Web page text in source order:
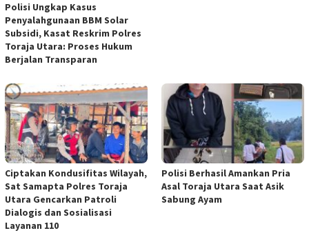
Polisi Ungkap Kasus
Penyalahgunaan BBM Solar
Subsidi, Kasat Reskrim Polres
Toraja Utara: Proses Hukum
Berjalan Transparan
Ciptakan Kondusifitas Wilayah,
Sat Samapta Polres Toraja
Utara Gencarkan Patroli
Dialogis dan Sosialisasi
Layanan 110
Polisi Berhasil Amankan Pria
Asal Toraja Utara Saat Asik
Sabung Ayam